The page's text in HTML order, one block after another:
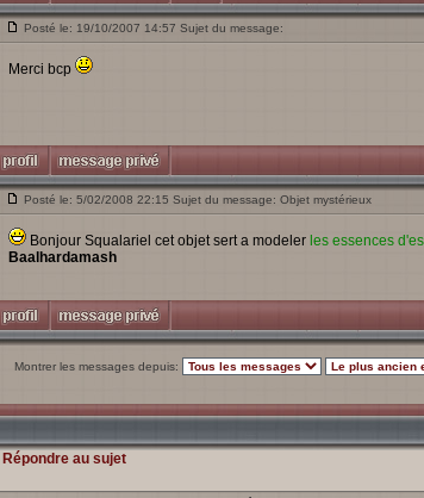
Posté le: 19/10/2007 14:57 Sujet du message:
Merci bcp
Posté le: 5/02/2008 22:15 Sujet du message: Objet mystérieux
Bonjour Squalariel cet objet sert a modeler les essences
Baalhardamash
Montrer les messages depuis:
Répondre au sujet